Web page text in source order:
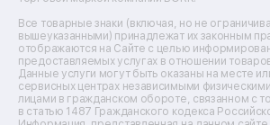
Ремонт источников
Ремонт пароварок
Ремонт микшерных пультов
Ремонт dj-пультов
Ремонт кухонных плит
Ремонт стедикамов
Ремонт оптических прицелов
Все товарные знаки (включая, но не
вышеуказанными) принадлежат их законным
отображаются на Сайте с целью
предоставляемых услугах в отношении
Данные услуги могут быть оказаны на месте
сервисных центрах независимыми
лицами в гражданском обороте, связанном с
в статью 1487 Гражданского кодекса